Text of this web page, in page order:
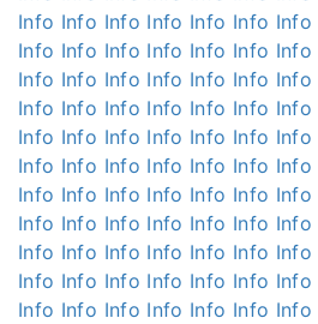
Info Info Info Info Info Info Info
Info Info Info Info Info Info Info
Info Info Info Info Info Info Info
Info Info Info Info Info Info Info
Info Info Info Info Info Info Info
Info Info Info Info Info Info Info
Info Info Info Info Info Info Info
Info Info Info Info Info Info Info
Info Info Info Info Info Info Info
Info Info Info Info Info Info Info
Info Info Info Info Info Info Info